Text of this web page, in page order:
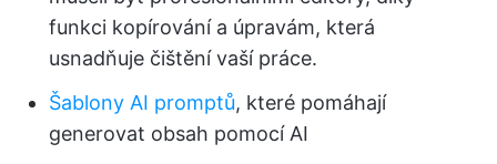
funkci kopírování a úpravám, která
usnadňuje čištění vaší práce.
Šablony AI promptů, které pomáhají
generovat obsah pomocí AI